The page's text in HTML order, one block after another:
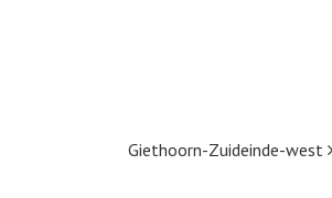
Giethoorn-Zuideinde-west